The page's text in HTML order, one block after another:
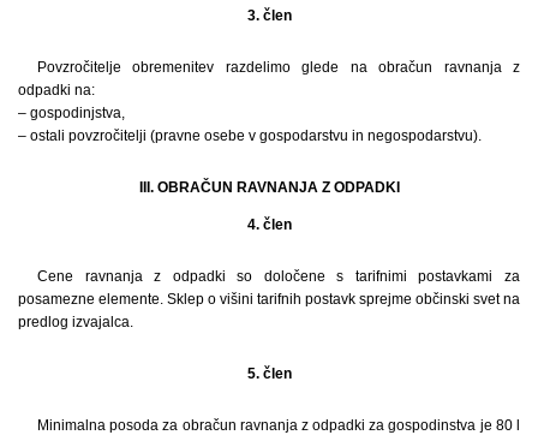
3. člen
Povzročitelje obremenitev razdelimo glede na obračun ravnanja z
odpadki na:
– gospodinjstva,
– ostali povzročitelji (pravne osebe v gospodarstvu in negospodarstvu).
III. OBRAČUN RAVNANJA Z ODPADKI
4. člen
Cene ravnanja z odpadki so določene s tarifnimi postavkami za
posamezne elemente. Sklep o višini tarifnih postavk sprejme občinski svet na
predlog izvajalca.
5. člen
Minimalna posoda za obračun ravnanja z odpadki za gospodinstva je 80 l